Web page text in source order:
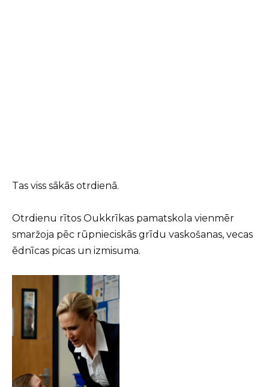
Tas viss sākās otrdienā.
Otrdienu rītos Oukkrīkas pamatskola vienmēr
smaržoja pēc rūpnieciskās grīdu vaskošanas, vecas
ēdnīcas picas un izmisuma.